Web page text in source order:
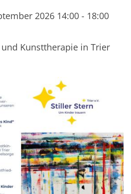
2026 14:00 - 18:00
Kunsttherapie in Trier